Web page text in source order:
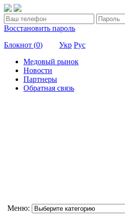
Восстановить пароль
Блокнот (0) Укр Рус
Медовый рынок
Новости
Партнеры
Обратная связь
Меню: